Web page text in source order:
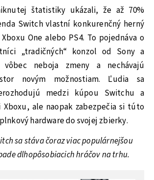
štatistiky ukázali, že až 70%
Switch vlastní konkurenčný herný
One alebo PS4. To pojednáva o
„tradičných“ konzol od Sony a
vôbec neboja zmeny a nechávajú
novým možnostiam. Ľudia sa
medzi kúpou Switchu a
ale naopak zabezpečia si túto
hardware do svojej zbierky.
sa stáva čoraz viac populárnejšou
dlhopôsobiacich hráčov na trhu.